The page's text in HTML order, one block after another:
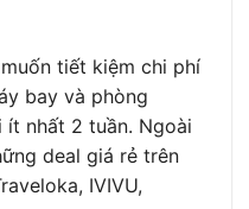
tiết kiệm chi phí
bay và phòng
ít nhất 2 tuần. Ngoài
deal giá rẻ trên
IVIVU,